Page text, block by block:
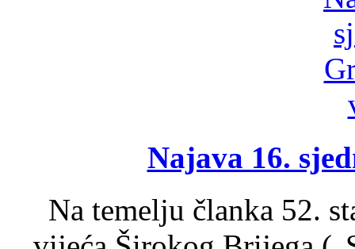
Najava 16.
Na temelju članka 52.